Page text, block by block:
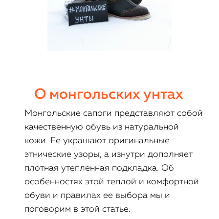
О монгольских унтах
Монгольские сапоги представляют собой
качественную обувь из натуральной
кожи. Ее украшают оригинальные
этнические узоры, а изнутри дополняет
плотная утепленная подкладка. Об
особенностях этой теплой и комфортной
обуви и правилах ее выбора мы и
поговорим в этой статье.